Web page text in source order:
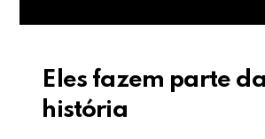
Eles fazem parte
história